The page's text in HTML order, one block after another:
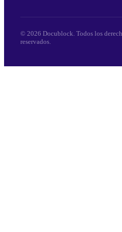
© 2026 Docublock. Todos los
reservados.